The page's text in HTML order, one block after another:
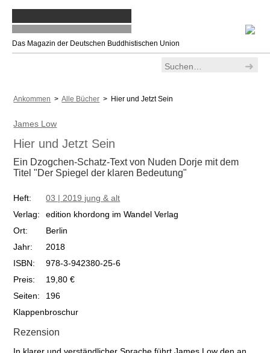
Das Magazin der Deutschen Buddhistischen Union
Ankommen >Alle Bücher > Hier und Jetzt Sein
James Low
Hier und Jetzt Sein
Ein Dzogchen-Schatz-Text von Nuden Dorje mit dem
Titel "Der Spiegel der klaren Bedeutung"
Heft:
03 | 2019 jung & alt
Verlag:
edition khordong im Wandel Verlag
Ort:
Berlin
Jahr:
2018
ISBN:
978-3-942380-25-6
Preis:
19,80 €
Seiten:
196
Klappenbroschur
Rezension